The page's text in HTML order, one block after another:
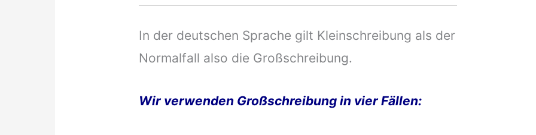
In der deutschen Sprache gilt Kleinschreibung als der
Normalfall also die Großschreibung.
Wir verwenden Großschreibung in vier Fällen: